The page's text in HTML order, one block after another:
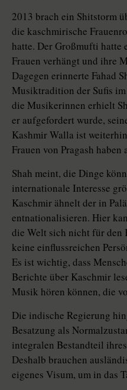
2013 brach ein Shitstorm
die kaschmirische
hatte. Der Großmufti hatte
Frauen verhängt und ihre
Dagegen erinnerte Fahad
Musiktradition der Sufis
die Musikerinnen erhielt
er aufgefordert wurde,
Kashmir Walla ist
Frauen von Pragash
Shah meint, die Dinge
internationale Interesse
Kaschmir ähnelt der in
entnationalisieren. Hier
die Welt sich nicht für den
keine einflussreichen
Es ist wichtig, dass
Berichte über Kaschmir
Musik hören können, die
Die indische Regierung
Besatzung als
integralen Bestandteil
Deshalb brauchen
eigenes Visum, um in das